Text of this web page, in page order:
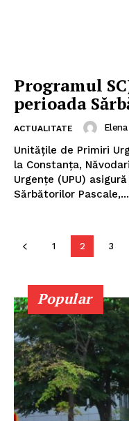
Despre noi
Politica cookie-uri
Publicitate
Programul
perioada
ACTUALITATE Elena
Unitățile de Primiri
la Constanța, Năvodari și
Urgențe (UPU)
Sărbătorilor Pascale,...
1 2 3
Popular